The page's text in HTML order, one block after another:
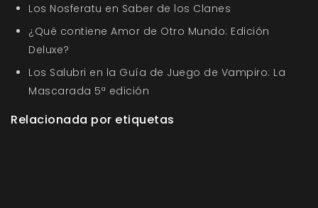
Los Nosferatu en Saber de los Clanes
¿Qué contiene Amor de Otro Mundo: Edición
Deluxe?
Los Salubri en la Guía de Juego de Vampiro: La
Mascarada 5ª edición
Relacionada por etiquetas